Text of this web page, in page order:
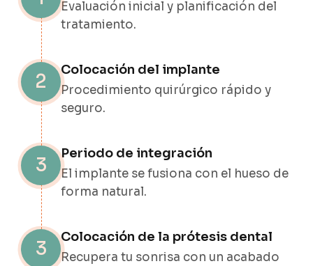
Evaluación inicial y planificación del
tratamiento.
2
Colocación del implante
Procedimiento quirúrgico rápido y
seguro.
3
Periodo de integración
El implante se fusiona con el hueso de
forma natural.
3
Colocación de la prótesis dental
Recupera tu sonrisa con un acabado